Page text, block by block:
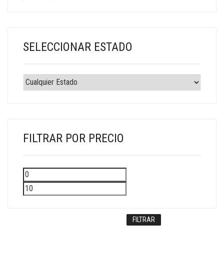
SELECCIONAR ESTADO
FILTRAR POR PRECIO
Precio
mínimo
máximo
FILTRAR